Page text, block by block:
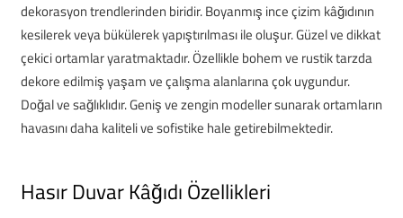
dekorasyon trendlerinden biridir. Boyanmış ince çizim kâğıdının
kesilerek veya bükülerek yapıştırılması ile oluşur. Güzel ve dikkat
çekici ortamlar yaratmaktadır. Özellikle bohem ve rustik tarzda
dekore edilmiş yaşam ve çalışma alanlarına çok uygundur.
Doğal ve sağlıklıdır. Geniş ve zengin modeller sunarak ortamların
havasını daha kaliteli ve sofistike hale getirebilmektedir.
Hasır Duvar Kâğıdı Özellikleri